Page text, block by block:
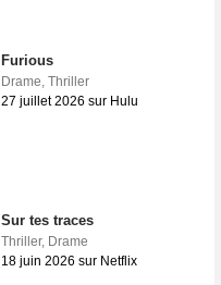
Furious
Drame, Thriller
27 juillet 2026 sur Hulu
Sur tes traces
Thriller, Drame
18 juin 2026 sur Netflix